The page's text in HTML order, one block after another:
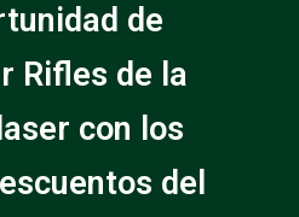
de
Rifles de la
con los
del